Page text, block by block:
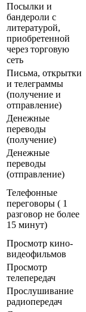
Посылки и
бандероли с
литературой,
приобретенной
через торговую
сеть
Письма, открытки
и телеграммы
(получение и
отправление)
Денежные
переводы
(получение)
Денежные
переводы
(отправление)
Телефонные
переговоры ( 1
разговор не более
15 минут)
Просмотр кино-
видеофильмов
Просмотр
телепередач
Прослушивание
радиопередач